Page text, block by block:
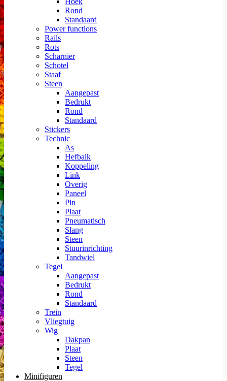
Rond
Standaard
Power functions
Rails
Rots
Scharnier
Schotel
Staaf
Steen
Aangepast
Bedrukt
Rond
Standaard
Stickers
Technic
As
Hefbalk
Koppeling
Link
Overig
Paneel
Pin
Plaat
Pneumatisch
Slang
Steen
Stuurinrichting
Tandwiel
Tegel
Aangepast
Bedrukt
Rond
Standaard
Trein
Vliegtuig
Wig
Dakpan
Plaat
Steen
Tegel
Minifiguren